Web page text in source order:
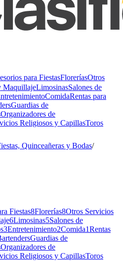
para FiestasFloreríasOtros
MaquillajeLimosinasSalones de
ComidaRentas para
Guardias de
Organizadores de
Religiosos y CapillasToros
Quinceañeras y Bodas/
Fiestas8Florerías8Otros Servicios
6Limosinas5Salones de
3Entretenimiento2Comida1Rentas
Guardias de
Organizadores de
Religiosos y CapillasToros